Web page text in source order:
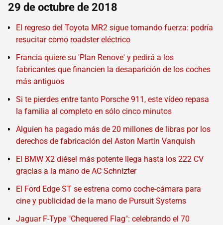
29 de octubre de 2018
El regreso del Toyota MR2 sigue tomando fuerza: podría
resucitar como roadster eléctrico
Francia quiere su 'Plan Renove' y pedirá a los
fabricantes que financien la desaparición de los coches
más antiguos
Si te pierdes entre tanto Porsche 911, este vídeo repasa
la familia al completo en sólo cinco minutos
Alguien ha pagado más de 20 millones de libras por los
derechos de fabricación del Aston Martin Vanquish
El BMW X2 diésel más potente llega hasta los 222 CV
gracias a la mano de AC Schnizter
El Ford Edge ST se estrena como coche-cámara para
cine y publicidad de la mano de Pursuit Systems
Jaguar F-Type "Chequered Flag": celebrando el 70